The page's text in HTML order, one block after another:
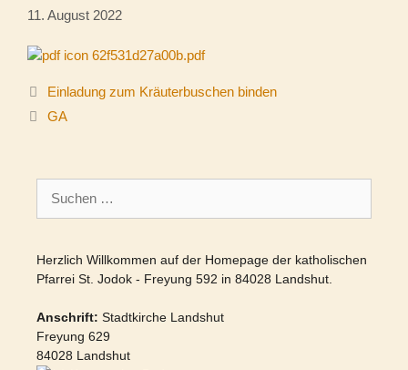
11. August 2022
62f531d27a00b.pdf
Einladung zum Kräuterbuschen binden
GA
nach:
Herzlich Willkommen auf der Homepage der katholischen
Pfarrei St. Jodok - Freyung 592 in 84028 Landshut.
Anschrift: Stadtkirche Landshut
Freyung 629
84028 Landshut